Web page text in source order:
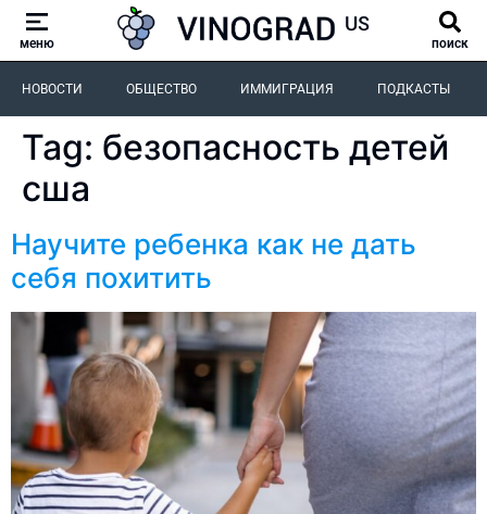
меню поиск
НОВОСТИ ОБЩЕСТВО ИММИГРАЦИЯ ПОДКАСТЫ
Tag: безопасность детей
сша
Научите ребенка как не дать
себя похитить